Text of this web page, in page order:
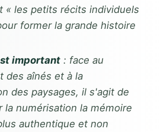
« les petits récits individuels
former la grande histoire
important : face au
des aînés et à la
des paysages, il s'agit de
la numérisation la mémoire
authentique et non